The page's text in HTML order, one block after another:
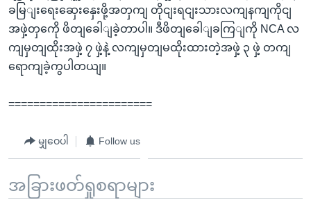
ခမြျးရေးဆှေးနှေးဖို့အတှကျ တိုငျးရငျးသားလကျနကျကိုငျ
အဖှဲ့တှကေို ဖိတျခေါျခဲ့တာပါ။ ဒီဖိတျခေါျခကြျကို NCA လ
ကျမှတျထိုးအဖှဲ့ ၇ ဖှဲ့နဲ့ လကျမှတျမထိုးထားတဲ့အဖှဲ့ ၃ ဖှဲ့ တကျ
ရောကျခဲ့ကွပါတယျ။
=======================
မျှဝေပါ Follow us
အခြားဖတ်ရှုစရာများ